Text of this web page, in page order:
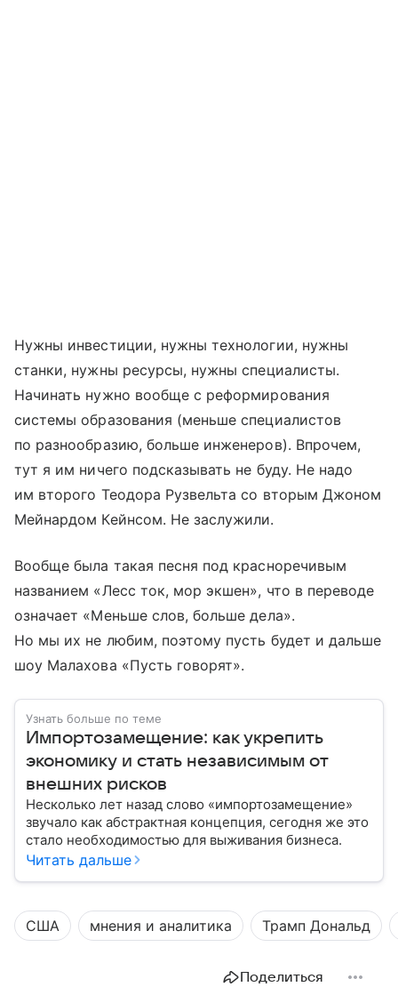
Нужны инвестиции, нужны технологии, нужны
станки, нужны ресурсы, нужны специалисты.
Начинать нужно вообще с реформирования
системы образования (меньше специалистов
по разнообразию, больше инженеров). Впрочем,
тут я им ничего подсказывать не буду. Не надо
им второго Теодора Рузвельта со вторым Джоном
Мейнардом Кейнсом. Не заслужили.
Вообще была такая песня под красноречивым
названием «Лесс ток, мор экшен», что в переводе
означает «Меньше слов, больше дела».
Но мы их не любим, поэтому пусть будет и дальше
шоу Малахова «Пусть говорят».
Узнать больше по теме
Импортозамещение: как укрепить
экономику и стать независимым от
внешних рисков
Несколько лет назад слово «импортозамещение»
звучало как абстрактная концепция, сегодня же это
стало необходимостью для выживания бизнеса.
Читать дальше
США мнения и аналитика Трамп Дональд
Поделиться